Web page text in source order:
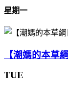
星期一
【潮媽的本草
TUE